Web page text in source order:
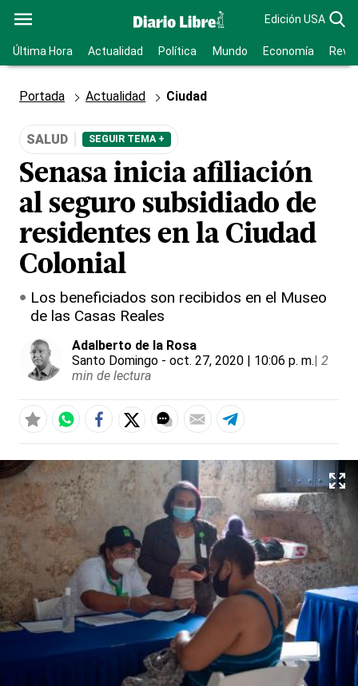
Edición USA
Última Hora Actualidad Política Mundo Economía
Portada Actualidad Ciudad
SALUD SEGUIR TEMA +
Senasa inicia afiliación
al seguro subsidiado de
residentes en la Ciudad
Colonial
Los beneficiados son recibidos en el Museo
de las Casas Reales
Adalberto de la Rosa
Santo Domingo - oct. 27, 2020 | 10:06 p. m.| 2
min de lectura